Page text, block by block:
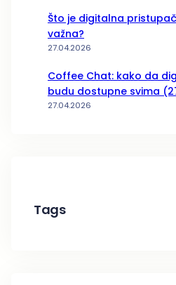
Što je digitalna
važna?
27.04.2026
Coffee Chat: kako da
budu dostupne svima
27.04.2026
Tags